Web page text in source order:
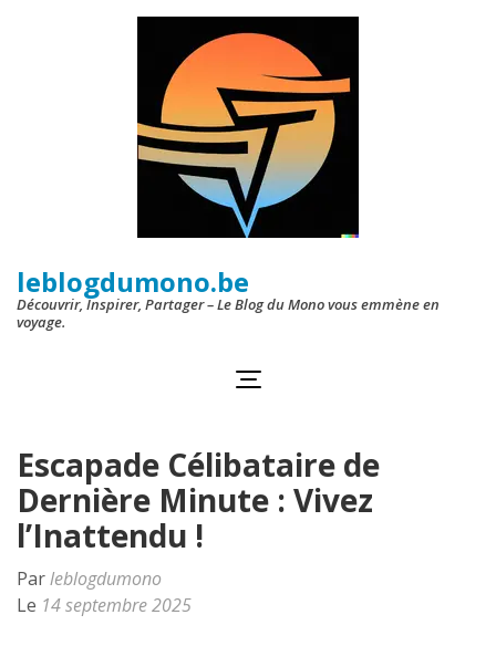
leblogdumono.be
Découvrir, Inspirer, Partager – Le Blog du Mono vous emmène en
voyage.
Escapade Célibataire de
Dernière Minute : Vivez
l’Inattendu !
Parleblogdumono
Le 14 septembre 2025